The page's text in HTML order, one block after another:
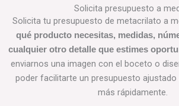
Solicita presupuesto a
Solicita tu presupuesto de metacrilato a
qué producto necesitas, medidas,
cualquier otro detalle que estimes
enviarnos una imagen con el boceto o
poder facilitarte un presupuesto ajustado
más rápidamente.